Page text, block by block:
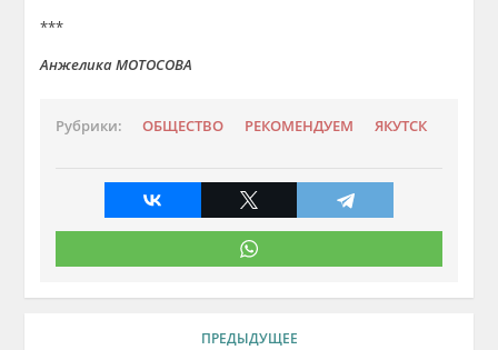
***
Анжелика МОТОСОВА
Рубрики: ОБЩЕСТВО РЕКОМЕНДУЕМ ЯКУТСК
ПРЕДЫДУЩЕЕ